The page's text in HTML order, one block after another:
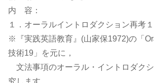
内 容：
１．オーラルイントロダクション再考
※『実践英語教育』(山家保1972)の「
技術19」を元に，
文法事項のオーラル・イントロダク
究します。